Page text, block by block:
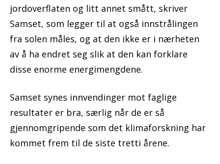
jordoverflaten og litt annet smått, skriver
Samset, som legger til at også innstrålingen
fra solen måles, og at den ikke er i nærheten
av å ha endret seg slik at den kan forklare
disse enorme energimengdene.
Samset synes innvendinger mot faglige
resultater er bra, særlig når de er så
gjennomgripende som det klimaforskning har
kommet frem til de siste tretti årene.